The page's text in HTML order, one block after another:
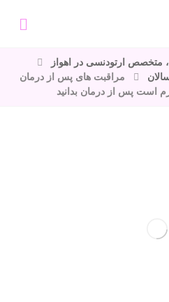
، متخصص ارتودنسی در اهواز
مراقبت های پس از درمان
است پس از درمان بدانید